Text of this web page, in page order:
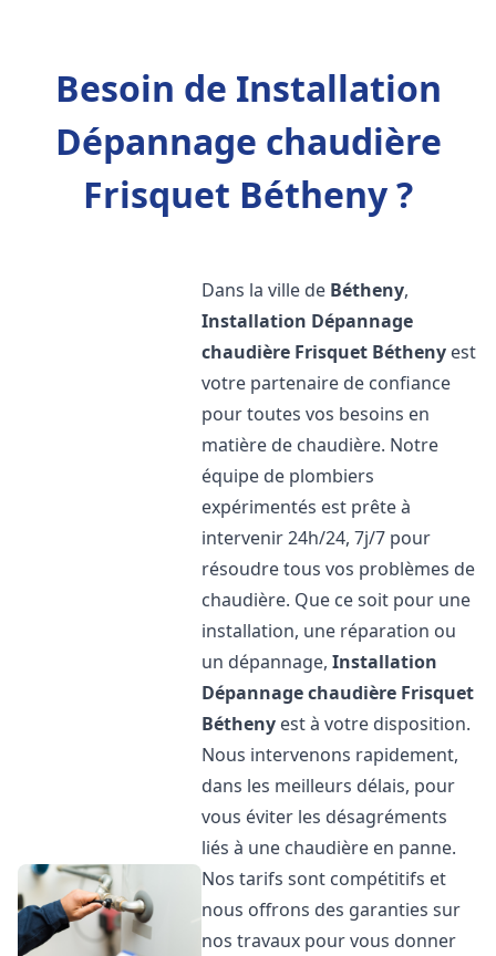
Besoin de Installation
Dépannage chaudière
Frisquet Bétheny ?
Dans la ville de Bétheny,
Installation Dépannage
chaudière Frisquet Bétheny est
votre partenaire de confiance
pour toutes vos besoins en
matière de chaudière. Notre
équipe de plombiers
expérimentés est prête à
intervenir 24h/24, 7j/7 pour
résoudre tous vos problèmes de
chaudière. Que ce soit pour une
installation, une réparation ou
un dépannage,Installation
Dépannage chaudière Frisquet
Bétheny est à votre disposition.
Nous intervenons rapidement,
dans les meilleurs délais, pour
vous éviter les désagréments
liés à une chaudière en panne.
Nos tarifs sont compétitifs et
nous offrons des garanties sur
nos travaux pour vous donner